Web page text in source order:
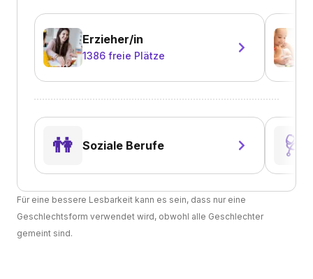
Erzieher/in
1386 freie Plätze
👫 Soziale Berufe 🩺
Für eine bessere Lesbarkeit kann es sein, dass nur eine
Geschlechtsform verwendet wird, obwohl alle Geschlechter
gemeint sind.